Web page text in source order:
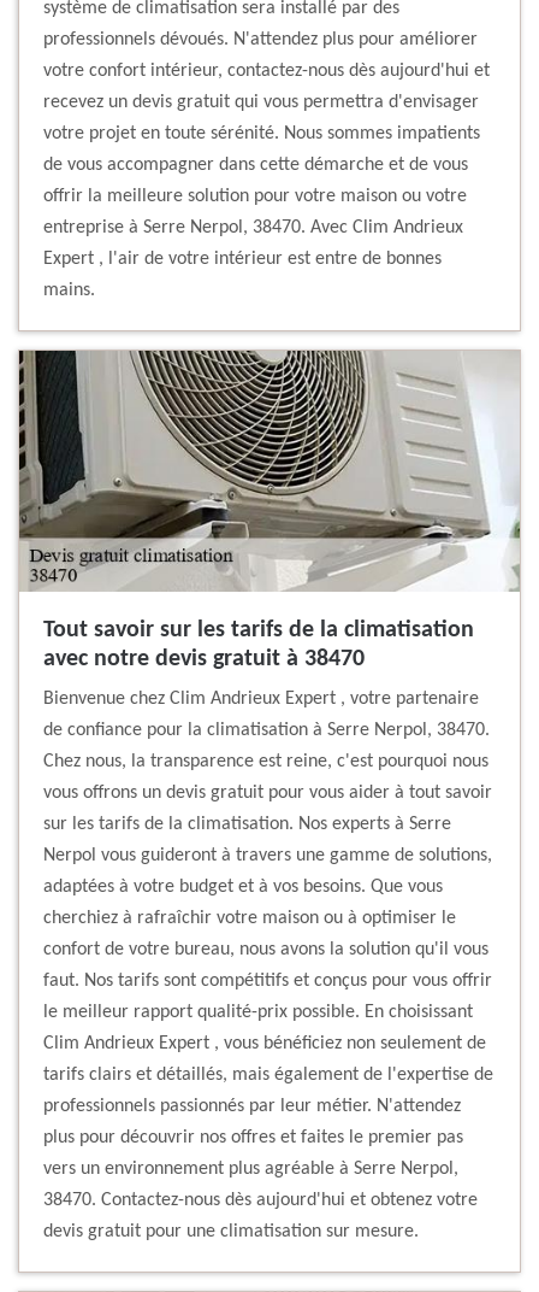
système de climatisation sera installé par des
professionnels dévoués. N'attendez plus pour améliorer
votre confort intérieur, contactez-nous dès aujourd'hui et
recevez un devis gratuit qui vous permettra d'envisager
votre projet en toute sérénité. Nous sommes impatients
de vous accompagner dans cette démarche et de vous
offrir la meilleure solution pour votre maison ou votre
entreprise à Serre Nerpol, 38470. Avec Clim Andrieux
Expert , l'air de votre intérieur est entre de bonnes
mains.
Tout savoir sur les tarifs de la climatisation
avec notre devis gratuit à 38470
Bienvenue chez Clim Andrieux Expert , votre partenaire
de confiance pour la climatisation à Serre Nerpol, 38470.
Chez nous, la transparence est reine, c'est pourquoi nous
vous offrons un devis gratuit pour vous aider à tout savoir
sur les tarifs de la climatisation. Nos experts à Serre
Nerpol vous guideront à travers une gamme de solutions,
adaptées à votre budget et à vos besoins. Que vous
cherchiez à rafraîchir votre maison ou à optimiser le
confort de votre bureau, nous avons la solution qu'il vous
faut. Nos tarifs sont compétitifs et conçus pour vous offrir
le meilleur rapport qualité-prix possible. En choisissant
Clim Andrieux Expert , vous bénéficiez non seulement de
tarifs clairs et détaillés, mais également de l'expertise de
professionnels passionnés par leur métier. N'attendez
plus pour découvrir nos offres et faites le premier pas
vers un environnement plus agréable à Serre Nerpol,
38470. Contactez-nous dès aujourd'hui et obtenez votre
devis gratuit pour une climatisation sur mesure.